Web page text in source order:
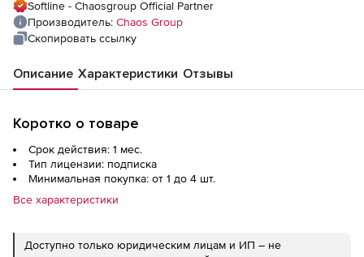
Softline - Chaosgroup Official Partner
Производитель: Chaos Group
Скопировать ссылку
Описание Характеристики Отзывы
Коротко о товаре
Срок действия: 1 мес.
Тип лицензии: подписка
Минимальная покупка: от 1 до 4 шт.
Все характеристики
Доступно только юридическим лицам и ИП – не